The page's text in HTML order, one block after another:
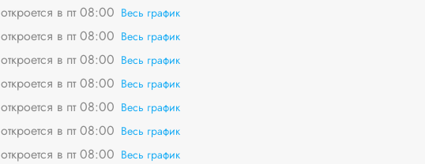
откроется в пт 08:00 Весь график
откроется в пт 08:00 Весь график
откроется в пт 08:00 Весь график
откроется в пт 08:00 Весь график
откроется в пт 08:00 Весь график
откроется в пт 08:00 Весь график
откроется в пт 08:00 Весь график